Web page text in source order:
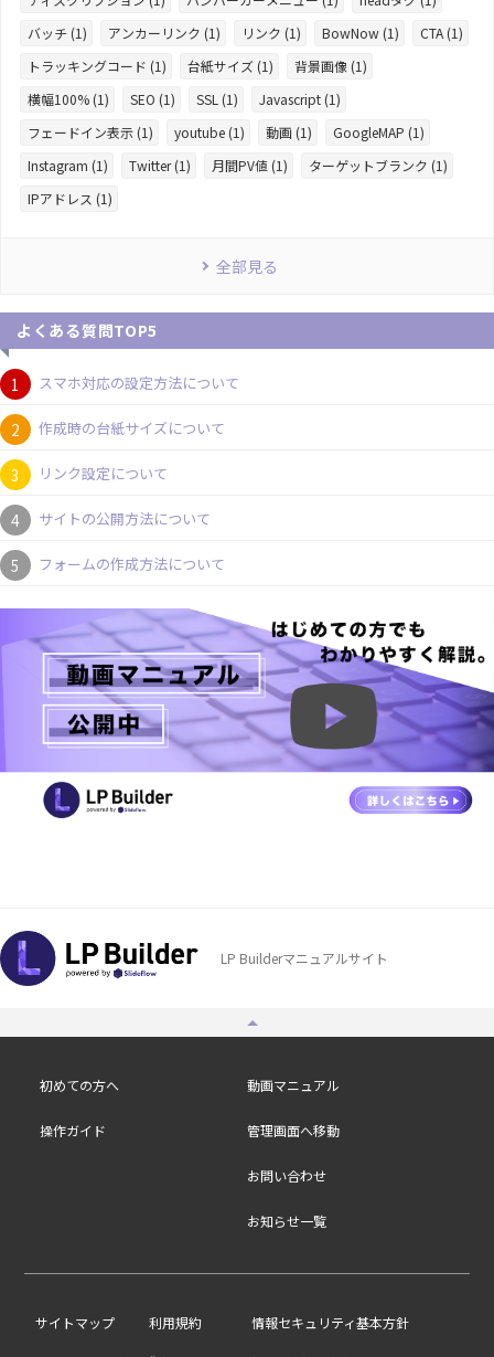
バッチ (1)
アンカーリンク (1) リンク (1) BowNow (1)
CTA (1)
トラッキングコード (1)
台紙サイズ (1)
背景画像 (1)
横幅100% (1)
SEO (1) SSL (1)
Javascript (1)
フェードイン表示 (1)
youtube (1) 動画 (1)
GoogleMAP (1)
Instagram (1)
Twitter (1) 月間PV値 (1)
ターゲットブランク (1)
IPアドレス (1)
全部見る
よくある質問TOP5
スマホ対応の設定方法について
作成時の台紙サイズについて
リンク設定について
サイトの公開方法について
フォームの作成方法について
LP Builderマニュアルサイト
初めての方へ 動画マニュアル
操作ガイド 管理画面へ移動
お問い合わせ
お知らせ一覧
サイトマップ 利用規約 情報セキュリティ基本方針